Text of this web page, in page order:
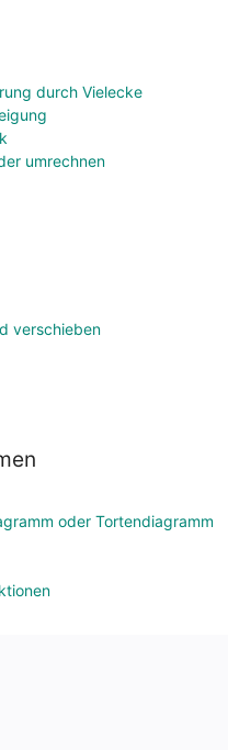
durch Vielecke
umrechnen
verschieben
oder Tortendiagramm